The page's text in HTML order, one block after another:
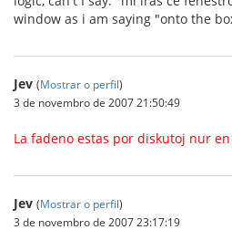
window as i am saying "onto the
Jev (Mostrar o perfil)
3 de novembro de 2007 21:50:49
La fadeno estas por diskutoj nur
Jev (Mostrar o perfil)
3 de novembro de 2007 23:17:19